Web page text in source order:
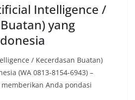
Intelligence /
yang
/ Kecerdasan Buatan)
(WA 0813-8154-6943) –
Anda pondasi